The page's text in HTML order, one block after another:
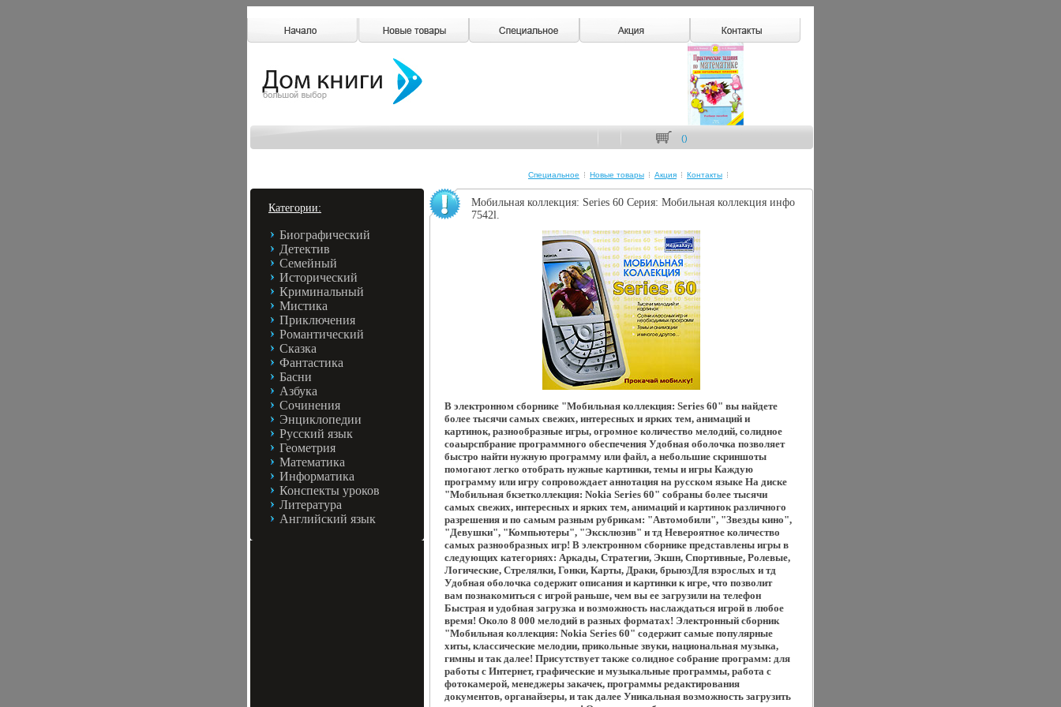
()
Специальное Новые товары Акция Контакты
Категории:
Биографический
Детектив
Семейный
Исторический
Криминальный
Мистика
Приключения
Романтический
Сказка
Фантастика
Басни
Азбука
Сочинения
Энциклопедии
Русский язык
Геометрия
Математика
Информатика
Конспекты уроков
Литература
Английский язык
Мобильная коллекция: Series 60 Серия: Мобильная коллекция инфо
7542l.
В электронном сборнике "Мобильная коллекция: Series 60" вы найдете
более тысячи самых свежих, интересных и ярких тем, анимаций и
картинок, разнообразные игры, огромное количество мелодий, солидное
соаырспбрание программного обеспечения Удобная оболочка позволяет
быстро найти нужную программу или файл, а небольшие скриншоты
помогают легко отобрать нужные картинки, темы и игры Каждую
программу или игру сопровождает аннотация на русском языке На диске
"Мобильная бкзетколлекция: Nokia Series 60" собраны более тысячи
самых свежих, интересных и ярких тем, анимаций и картинок различного
разрешения и по самым разным рубрикам: "Автомобили", "Звезды кино",
"Девушки", "Компьютеры", "Эксклюзив" и тд Невероятное количество
самых разнообразных игр! В электронном сборнике представлены игры в
следующих категориях: Аркады, Стратегии, Экшн, Спортивные, Ролевые,
Логические, Стрелялки, Гонки, Карты, Драки, брыюзДля взрослых и тд
Удобная оболочка содержит описания и картинки к игре, что позволит
вам познакомиться с игрой раньше, чем вы ее загрузили на телефон
Быстрая и удобная загрузка и возможность наслаждаться игрой в любое
время! Около 8 000 мелодий в разных форматах! Электронный сборник
"Мобильная коллекция: Nokia Series 60" содержит самые популярные
хиты, классические мелодии, прикольные звуки, национальная музыка,
гимны и так далее! Присутствует также солидное собрание программ: для
работы с Интернет, графические и музыкальные программы, работа с
фотокамерой, менеджеры закачек, программы редактирования
документов, органайзеры, и так далее Уникальная возможность загрузить